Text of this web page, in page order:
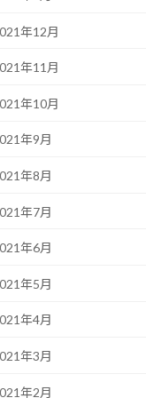
年12月
年11月
年10月
年9月
年8月
年7月
年6月
年5月
年4月
年3月
年2月